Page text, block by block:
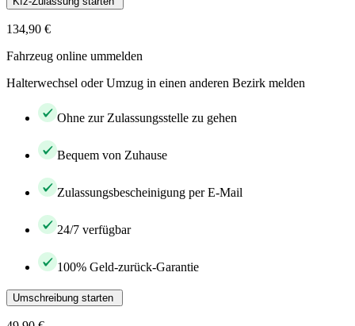
134,90 €
Fahrzeug online ummelden
Halterwechsel oder Umzug in einen anderen Bezirk melden
Ohne zur Zulassungsstelle zu gehen
Bequem von Zuhause
Zulassungsbescheinigung per E-Mail
24/7 verfügbar
100% Geld-zurück-Garantie
Umschreibung starten